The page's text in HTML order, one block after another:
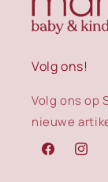
Volg ons!
Volg ons op
nieuwe
Facebook